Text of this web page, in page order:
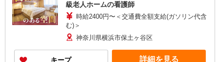
級老人ホームの看護師
時給2400円〜＜交通費全額支給(ガソリン代含
む)＞
神奈川県横浜市保土ヶ谷区
キープ 詳細を見る